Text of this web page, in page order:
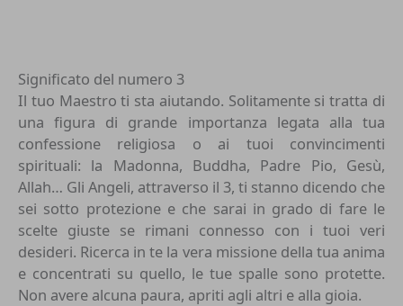
Significato del numero 3
Il tuo Maestro ti sta aiutando. Solitamente si tratta di
una figura di grande importanza legata alla tua
confessione religiosa o ai tuoi convincimenti
spirituali: la Madonna, Buddha, Padre Pio, Gesù,
Allah… Gli Angeli, attraverso il 3, ti stanno dicendo che
sei sotto protezione e che sarai in grado di fare le
scelte giuste se rimani connesso con i tuoi veri
desideri. Ricerca in te la vera missione della tua anima
e concentrati su quello, le tue spalle sono protette.
Non avere alcuna paura, apriti agli altri e alla gioia.